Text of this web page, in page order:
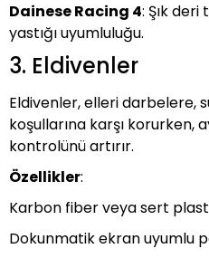
Dainese Racing 4: Şık
yastığı uyumluluğu.
3. Eldivenler
Eldivenler, elleri darbelere,
koşullarına karşı korurken,
kontrolünü artırır.
Özellikler:
Karbon fiber veya sert
Dokunmatik ekran uyumlu